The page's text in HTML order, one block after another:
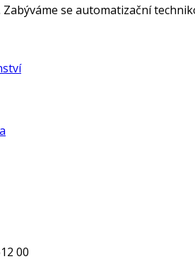
Zabýváme se automatizační
00